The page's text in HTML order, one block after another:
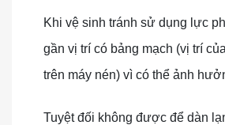
Khi vệ sinh tránh sử dụng lực
gần vị trí có bảng mạch (vị trí
trên máy nén) vì có thể ảnh
Tuyệt đối không được để dàn